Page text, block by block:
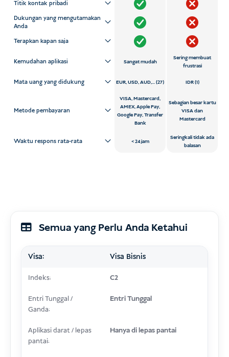
Titik kontak pribadi
Dukungan yang mengutamakan
Anda
Terapkan kapan saja
Kemudahan aplikasi Sangat mudah
Sering membuat
frustrasi
Mata uang yang didukung EUR, USD, AUD,... (27) IDR (1)
Metode pembayaran
VISA, Mastercard,
AMEX, Apple Pay,
Google Pay, Transfer
Bank
Sebagian besar kartu
VISA dan
Mastercard
Waktu respons rata-rata 24 jam
Seringkali tidak ada
balasan
Semua yang Perlu Anda Ketahui
Visa: Visa Bisnis
Indeks: C2
Entri Tunggal /
Ganda:
Entri Tunggal
Aplikasi darat / lepas
pantai:
Hanya di lepas pantai